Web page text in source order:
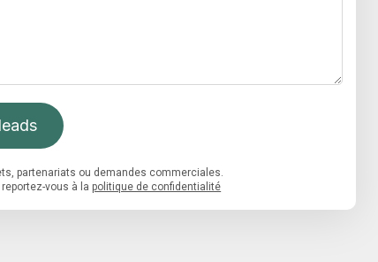
partenariats ou demandes commerciales.
vous à la politique de confidentialité